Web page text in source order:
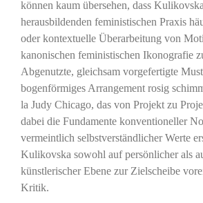
können kaum übersehen, dass
herausbildenden feministischen Praxis
oder kontextuelle Überarbeitung von
kanonischen feministischen Ikonografie
Abgenutzte, gleichsam vorgefertigte
bogenförmiges Arrangement rosig
la Judy Chicago, das von Projekt zu
dabei die Fundamente konventioneller
vermeintlich selbstverständlicher Werte
Kulikovska sowohl auf persönlicher als
künstlerischer Ebene zur Zielscheibe
Kritik.